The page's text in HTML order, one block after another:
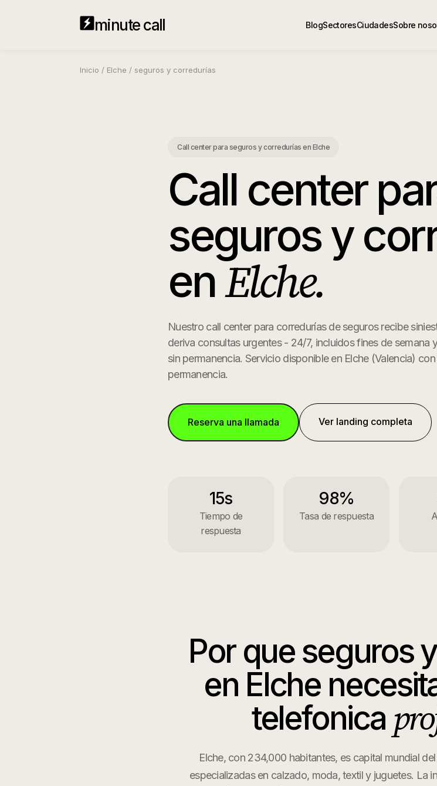
minute call BlogSectoresCiudadesSobre
Inicio / Elche / seguros y corredurías
Call center para seguros y corredurías en Elche
Call center
seguros y
enElche.
Nuestro call center para corredurías de seguros recibe
deriva consultas urgentes - 24/7, incluidos fines de semana
sin permanencia. Servicio disponible en Elche(Valencia) con
permanencia.
Reserva una llamada Ver landing completa
15s
Tiempo de
respuesta
98%
Tasa de respuesta
Por queseguros
en Elche
telefonica
Elche, con 234,000 habitantes, es capital mundial
especializadas en calzado, moda, textil y juguetes. La